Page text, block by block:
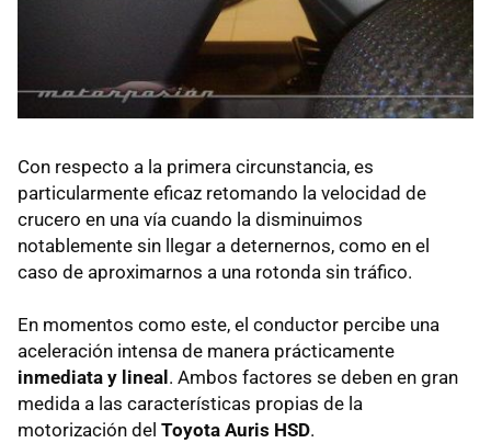
Con respecto a la primera circunstancia, es
particularmente eficaz retomando la velocidad de
crucero en una vía cuando la disminuimos
notablemente sin llegar a deternernos, como en el
caso de aproximarnos a una rotonda sin tráfico.
En momentos como este, el conductor percibe una
aceleración intensa de manera prácticamente
inmediata y lineal . Ambos factores se deben en gran
medida a las características propias de la
motorización del Toyota Auris HSD.